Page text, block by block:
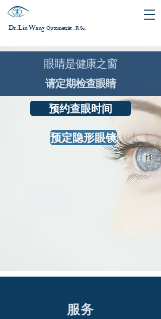
Dr. Lin WangOptometrist，B.Sc.
眼睛是健康之窗
请定期检查眼睛
预约查眼时间
预定隐形眼镜
服务